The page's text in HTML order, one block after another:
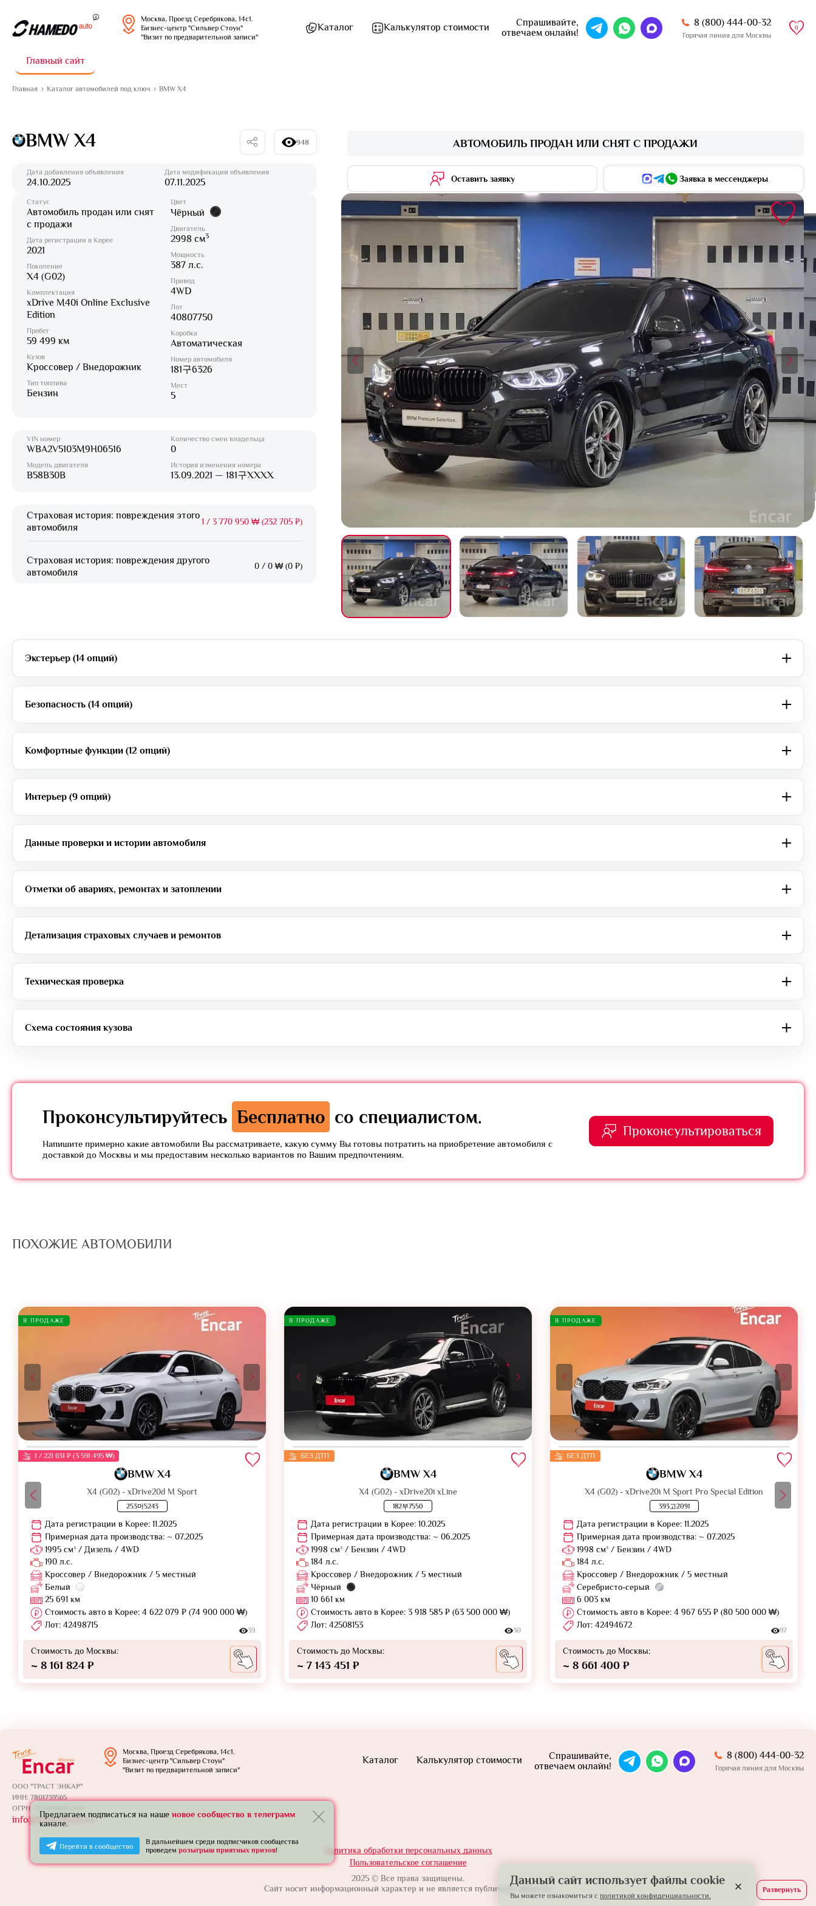
Москва, Проезд Серебрякова, 14с1.
Бизнес-центр "Сильвер Стоун"
"Визит по предварительной записи"
Каталог Калькулятор стоимости
Спрашивайте,
отвечаем онлайн!
8 (800) 444-00-32
Горячая линия для Москвы
0
Главный сайт
Главная Каталог автомобилей под ключ BMW X4
BMW X4 948
Дата добавления объявления
24.10.2025
Дата модификации объявления
07.11.2025
АВТОМОБИЛЬ ПРОДАН ИЛИ СНЯТ С ПРОДАЖИ
Оставить заявку Заявка в мессенджеры
Статус
Автомобиль продан или снят
с продажи
Дата регистрации в Корее
2021
Поколение
X4 (G02)
Комплектация
xDrive M40i Online Exclusive
Edition
Пробег
59 499 км
Кузов
Кроссовер / Внедорожник
Тип топлива
Бензин
Цвет
Чёрный
Двигатель
2998 см3
Мощность
387 л.с.
Привод
4WD
Лот
40807750
Коробка
Автоматическая
Номер автомобиля
181구6326
Мест
5
VIN номер
WBA2V5103M9H06516
Модель двигателя
B58B30B
Количество смен владельца
0
История изменения номера
13.09.2021 — 181구XXXX
Страховая история: повреждения этого
автомобиля
1 / 3 770 950 ₩ (232 705 ₽)
Страховая история: повреждения другого
автомобиля
0 / 0 ₩ (0 ₽)
Экстерьер (14 опций)
Безопасность (14 опций)
Комфортные функции (12 опций)
Интерьер (9 опций)
Данные проверки и истории автомобиля
Отметки об авариях, ремонтах и затоплении
Детализация страховых случаев и ремонтов
Техническая проверка
Схема состояния кузова
Проконсультируйтесь Бесплатно со специалистом.
Напишите примерно какие автомобили Вы рассматриваете, какую сумму Вы готовы потратить на приобретение автомобиля с
доставкой до Москвы и мы предоставим несколько вариантов по Вашим предпочтениям.
Проконсультироваться
ПОХОЖИЕ АВТОМОБИЛИ
В ПРОДАЖЕ
1 / 221 631 ₽ (3 591 495 ₩)
BMW X4
X4 (G02) - xDrive20d M Sport
253머5243
Дата регистрации в Корее: 11.2025
Примерная дата производства: ~ 07.2025
1995 см³ / Дизель / 4WD
190 л.с.
Кроссовер / Внедорожник / 5 местный
Белый
25 691 км
Стоимость авто в Корее: 4 622 079 ₽ (74 900 000 ₩)
Лот: 42498715
39
Стоимость до Москвы:
~ 8 161 824 ₽
В ПРОДАЖЕ
БЕЗ ДТП
BMW X4
X4 (G02) - xDrive20i xLine
182부7550
Дата регистрации в Корее: 10.2025
Примерная дата производства: ~ 06.2025
1998 см³ / Бензин / 4WD
184 л.с.
Кроссовер / Внедорожник / 5 местный
Чёрный
10 661 км
Стоимость авто в Корее: 3 918 585 ₽ (63 500 000 ₩)
Лот: 42508153
30
Стоимость до Москвы:
~ 7 143 451 ₽
В ПРОДАЖЕ
БЕЗ ДТП
BMW X4
X4 (G02) - xDrive20i M Sport Pro Special Edition
393고2091
Дата регистрации в Корее: 11.2025
Примерная дата производства: ~ 07.2025
1998 см³ / Бензин / 4WD
184 л.с.
Кроссовер / Внедорожник / 5 местный
Серебристо-серый
6 003 км
Стоимость авто в Корее: 4 967 655 ₽ (80 500 000 ₩)
Лот: 42494672
97
Стоимость до Москвы:
~ 8 661 400 ₽
Москва, Проезд Серебрякова, 14с1.
Бизнес-центр "Сильвер Стоун"
"Визит по предварительной записи"
Каталог Калькулятор стоимости
Спрашивайте,
отвечаем онлайн!
8 (800) 444-00-32
Горячая линия для Москвы
ООО "ТРАСТ ЭНКАР"
ИНН: 7801739565
ОГРН: 1257800005924
info@trust-encar.ru
Политика обработки персональных данных
Пользовательское соглашение
2025 © Все права защищены.
Сайт носит информационный характер и не является публичной офертой.
Данный сайт использует файлы cookie
Вы можете ознакомиться с политикой конфиденциальности.
Предлагаем подписаться на наше новое сообщество в телеграмм
канале.
Перейти в сообщество
В дальнейшем среди подписчиков сообщества
проведем розыгрыш приятных призов!
Развернуть